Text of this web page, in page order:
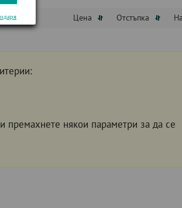
Цена Отстъпка
премахнете някои параметри за да се